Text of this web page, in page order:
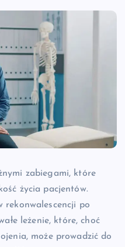
zabiegami, które
życia pacjentów.
rekonwalescencji po
leżenie, które, choć
może prowadzić do